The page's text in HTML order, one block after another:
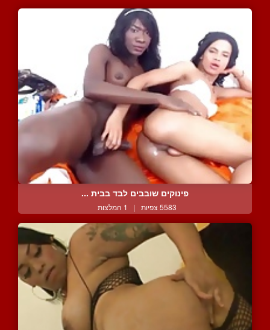
פינוקים שובבים לבד בבית ...
5583 צפיות | 1 המלצות